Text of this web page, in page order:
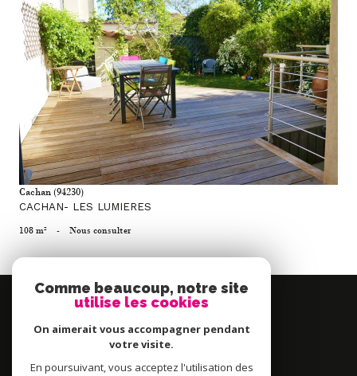
voir le bien
Cachan (94230)
CACHAN- LES LUMIERES
108 m² - Nous consulter
Se
espace propriétaire
Comme beaucoup, notre site
utilise les cookies
On aimerait vous accompagner pendant
votre visite.
En poursuivant, vous acceptez l'utilisation des